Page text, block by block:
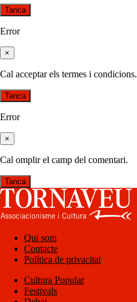
Tanca
Error
×
Cal acceptar els termes i condicions.
Tanca
Error
×
Cal omplir el camp del comentari.
Tanca
Qui som
Contacte
Política de privacitat
Cultura Popular
Festivals